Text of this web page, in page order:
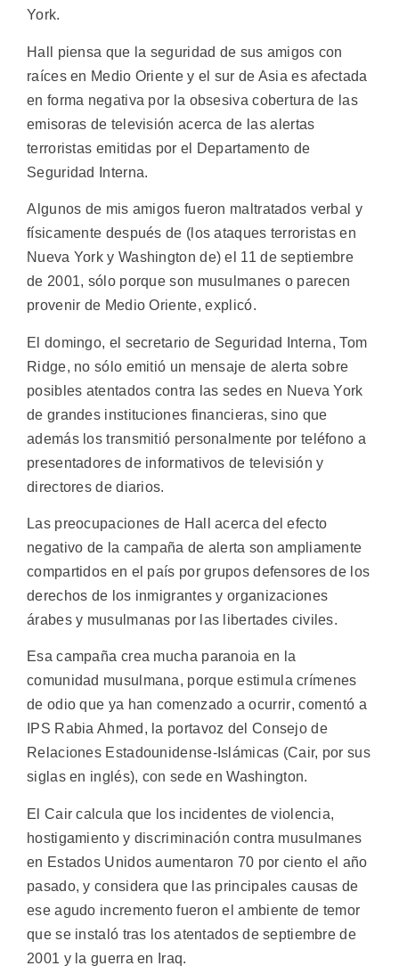
York.
Hall piensa que la seguridad de sus amigos con
raíces en Medio Oriente y el sur de Asia es afectada
en forma negativa por la obsesiva cobertura de las
emisoras de televisión acerca de las alertas
terroristas emitidas por el Departamento de
Seguridad Interna.
Algunos de mis amigos fueron maltratados verbal y
físicamente después de (los ataques terroristas en
Nueva York y Washington de) el 11 de septiembre
de 2001, sólo porque son musulmanes o parecen
provenir de Medio Oriente, explicó.
El domingo, el secretario de Seguridad Interna, Tom
Ridge, no sólo emitió un mensaje de alerta sobre
posibles atentados contra las sedes en Nueva York
de grandes instituciones financieras, sino que
además los transmitió personalmente por teléfono a
presentadores de informativos de televisión y
directores de diarios.
Las preocupaciones de Hall acerca del efecto
negativo de la campaña de alerta son ampliamente
compartidos en el país por grupos defensores de los
derechos de los inmigrantes y organizaciones
árabes y musulmanas por las libertades civiles.
Esa campaña crea mucha paranoia en la
comunidad musulmana, porque estimula crímenes
de odio que ya han comenzado a ocurrir, comentó a
IPS Rabia Ahmed, la portavoz del Consejo de
Relaciones Estadounidense-Islámicas (Cair, por sus
siglas en inglés), con sede en Washington.
El Cair calcula que los incidentes de violencia,
hostigamiento y discriminación contra musulmanes
en Estados Unidos aumentaron 70 por ciento el año
pasado, y considera que las principales causas de
ese agudo incremento fueron el ambiente de temor
que se instaló tras los atentados de septiembre de
2001 y la guerra en Iraq.